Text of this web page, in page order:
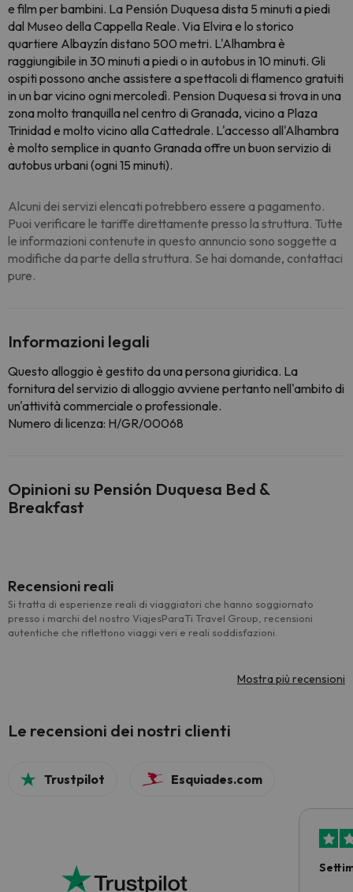
e film per bambini. La Pensión Duquesa dista 5 minuti a piedi
dal Museo della Cappella Reale. Via Elvira e lo storico
quartiere Albayzín distano 500 metri. L'Alhambra è
raggiungibile in 30 minuti a piedi o in autobus in 10 minuti. Gli
ospiti possono anche assistere a spettacoli di flamenco gratuiti
in un bar vicino ogni mercoledì. Pension Duquesa si trova in una
zona molto tranquilla nel centro di Granada, vicino a Plaza
Trinidad e molto vicino alla Cattedrale. L'accesso all'Alhambra
è molto semplice in quanto Granada offre un buon servizio di
autobus urbani (ogni 15 minuti).
Alcuni dei servizi elencati potrebbero essere a pagamento.
Puoi verificare le tariffe direttamente presso la struttura. Tutte
le informazioni contenute in questo annuncio sono soggette a
modifiche da parte della struttura. Se hai domande, contattaci
pure.
Informazioni legali
Questo alloggio è gestito da una persona giuridica. La
fornitura del servizio di alloggio avviene pertanto nell'ambito di
un'attività commerciale o professionale.
Numero di licenza: H/GR/00068
Opinioni su Pensión Duquesa Bed &
Breakfast
Recensioni reali
Si tratta di esperienze reali di viaggiatori che hanno soggiornato
presso i marchi del nostro ViajesParaTi Travel Group, recensioni
autentiche che riflettono viaggi veri e reali soddisfazioni.
Mostra più recensioni
Le recensioni dei nostri clienti
Trustpilot Esquiades.com